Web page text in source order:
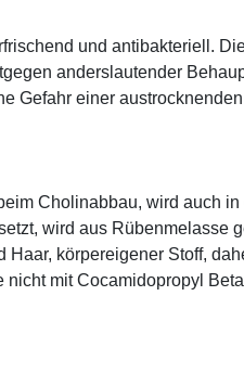
und antibakteriell.
anderslautender
Gefahr einer
Cholinabbau, wird auch
wird aus Rübenmelasse
Haar, körpereigener Stoff,
mit Cocamidopropyl